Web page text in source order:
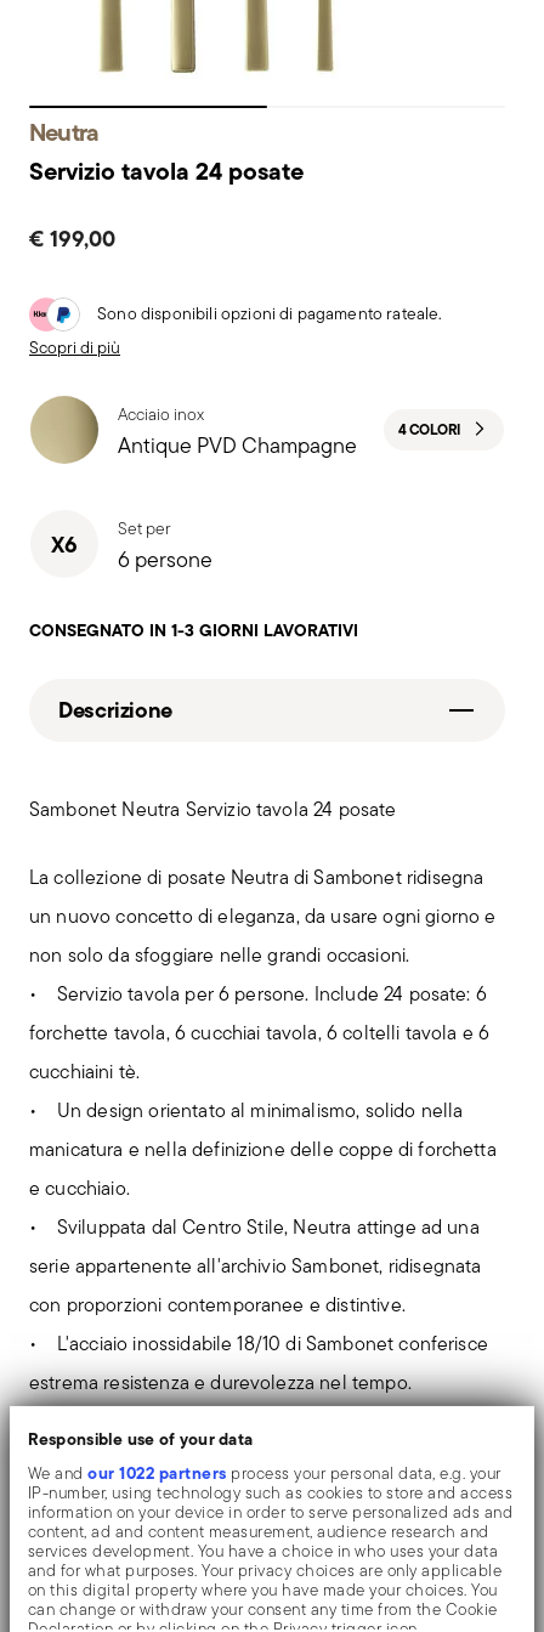
Responsible use of your data
We andour 1022 partners process your personal data, e.g. your
IP-number, using technology such as cookies to store and access
information on your device in order to serve personalized ads and
content, ad and content measurement, audience research and
services development. You have a choice in who uses your data
and for what purposes. Your privacy choices are only applicable
on this digital property where you have made your choices. You
can change or withdraw your consent any time from the Cookie
Neutra
Servizio tavola 24 posate
€ 199,00
Sono disponibili opzioni di pagamento rateale.
Scopri di più
Acciaio inox
Antique PVD Champagne 4 COLORI
X6 Set per
6 persone
CONSEGNATO IN 1-3 GIORNI LAVORATIVI
Descrizione
Sambonet Neutra Servizio tavola 24 posate
La collezione di posate Neutra di Sambonet ridisegna
un nuovo concetto di eleganza, da usare ogni giorno e
non solo da sfoggiare nelle grandi occasioni.
• Servizio tavola per 6 persone. Include 24 posate: 6
forchette tavola, 6 cucchiai tavola, 6 coltelli tavola e 6
cucchiaini tè.
• Un design orientato al minimalismo, solido nella
manicatura e nella definizione delle coppe di forchetta
e cucchiaio.
• Sviluppata dal Centro Stile, Neutra attinge ad una
serie appartenente all'archivio Sambonet, ridisegnata
con proporzioni contemporanee e distintive.
• L'acciaio inossidabile 18/10 di Sambonet conferisce
estrema resistenza e durevolezza nel tempo.
superfici una raffinata resa opaca, mentre la
colorazione PVD Champagne aggiunge uno stile
estremamente originale. Posate lavabili in lavastoviglie.
Texture e colore possono essere combinate tra loro,